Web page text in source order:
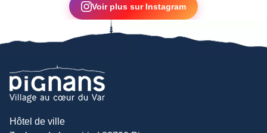
Voir plus sur Instagram
Hôtel de ville